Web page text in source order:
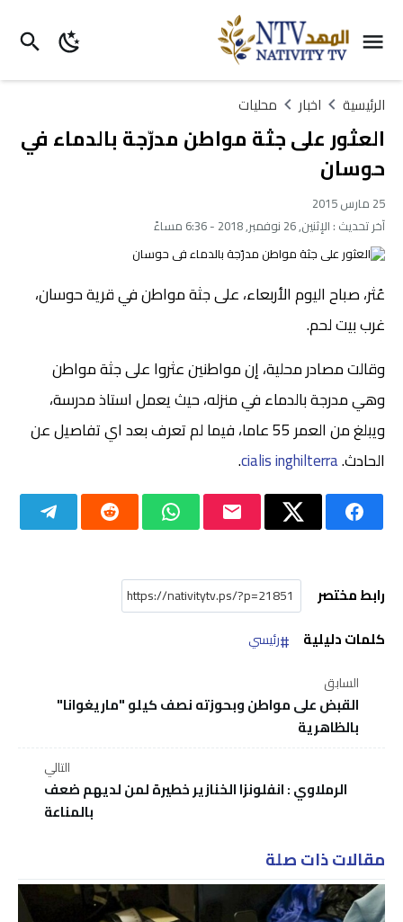
الرئيسية اخبار محليات
العثور على جثة مواطن مدرّجة بالدماء في
حوسان
25 مارس 2015
آخر تحديث : الإثنين, 26 نوفمبر, 2018 - 6:36 مساءً
عُثر، صباح اليوم الأربعاء، على جثة مواطن في قرية حوسان،
غرب بيت لحم.
وقالت مصادر محلية، إن مواطنين عثروا على جثة مواطن
وهي مدرجة بالدماء في منزله، حيث يعمل استاذ مدرسة،
ويبلغ من العمر 55 عاما، فيما لم تعرف بعد اي تفاصيل عن
الحادث.cialis inghilterra
.
رابط مختصر
كلمات دليلية
رئيسي
السابق
القبض على مواطن وبحوزته نصف كيلو "ماريغوانا"
بالظاهرية
التالي
الرملاوي : انفلونزا الخنازير خطيرة لمن لديهم ضعف
بالمناعة
مقالات ذات صلة